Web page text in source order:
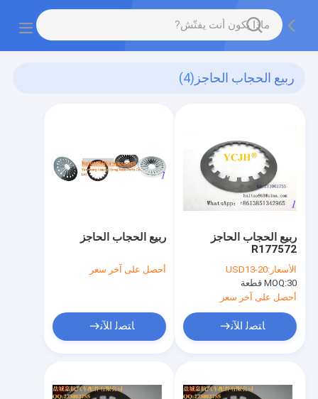
ربيع الحجاب الحاجز (4)
ربيع الحجاب الحاجز
أحصل على آخر سعر
ﺎﺘﺼﻟ ﺍﻶﻧ
ربيع الحجاب الحاجز
R177572
الأسعار:USD13-20
MOQ:30 قطعة
أحصل على آخر سعر
ﺎﺘﺼﻟ ﺍﻶﻧ